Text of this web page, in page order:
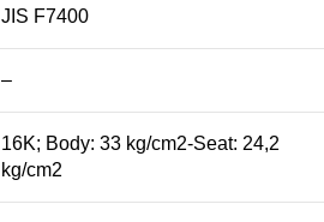
JIS F7400
–
16K; Body: 33 kg/cm2-Seat: 24,2
kg/cm2